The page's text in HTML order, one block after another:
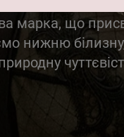
марка, що
нижню